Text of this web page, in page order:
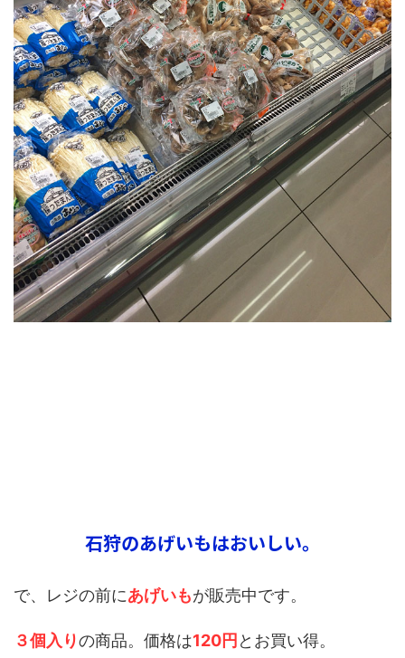
石狩のあげいもはおいしい。
で、レジの前にあげいもが販売中です。
３個入りの商品。価格は120円とお買い得。